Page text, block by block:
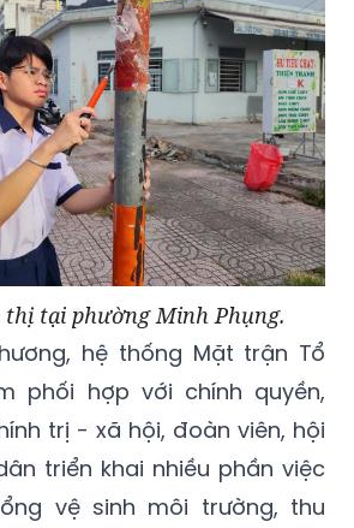
thị tại phường Minh Phụng.
hệ thống Mặt trận Tổ
phối hợp với chính quyền,
trị - xã hội, đoàn viên, hội
triển khai nhiều phần việc
vệ sinh môi trường, thu